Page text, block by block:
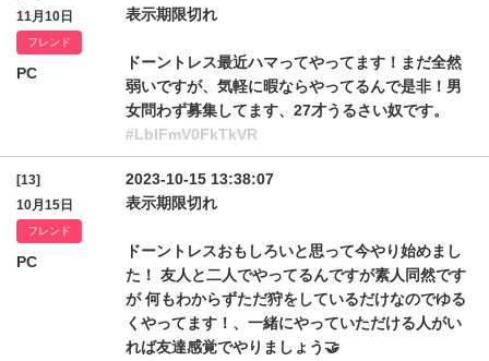
11月10日
フレンド
PC
表示期限切れ
ドーントレス最近ハマってやってます！まだ全然
弱いですが、気軽に暇ならやってるんで是非！男
女問わず募集してます、27才うるさい奴です。
#LblFmV0FkTkVR
[13]
10月15日
フレンド
PC
2023-10-15 13:38:07
表示期限切れ
ドーントレスおもしろいと思って今やり始めまし
た！ 友人と二人でやってるんですが素人同然です
が 何もわからずただ狩をしているだけなのでゆる
くやってます！、一緒にやっていただける人がい
れば友達感覚でやりましょう🤝